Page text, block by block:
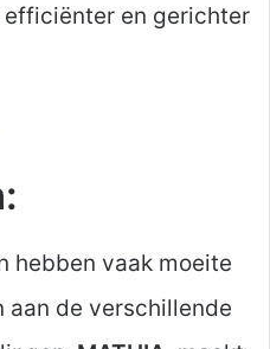
en gerichter
hebben vaak moeite
aan de verschillende